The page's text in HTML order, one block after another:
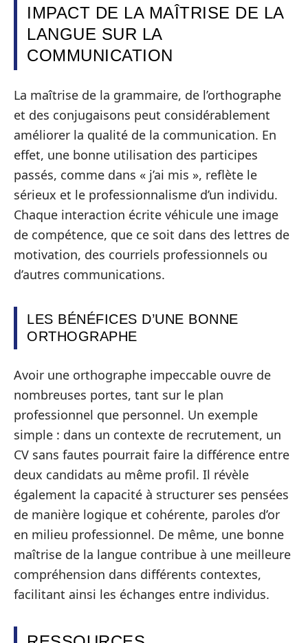
IMPACT DE LA MAÎTRISE DE LA
LANGUE SUR LA
COMMUNICATION
La maîtrise de la grammaire, de l’orthographe
et des conjugaisons peut considérablement
améliorer la qualité de la communication. En
effet, une bonne utilisation des participes
passés, comme dans « j’ai mis », reflète le
sérieux et le professionnalisme d’un individu.
Chaque interaction écrite véhicule une image
de compétence, que ce soit dans des lettres de
motivation, des courriels professionnels ou
d’autres communications.
LES BÉNÉFICES D’UNE BONNE
ORTHOGRAPHE
Avoir une orthographe impeccable ouvre de
nombreuses portes, tant sur le plan
professionnel que personnel. Un exemple
simple : dans un contexte de recrutement, un
CV sans fautes pourrait faire la différence entre
deux candidats au même profil. Il révèle
également la capacité à structurer ses pensées
de manière logique et cohérente, paroles d’or
en milieu professionnel. De même, une bonne
maîtrise de la langue contribue à une meilleure
compréhension dans différents contextes,
facilitant ainsi les échanges entre individus.